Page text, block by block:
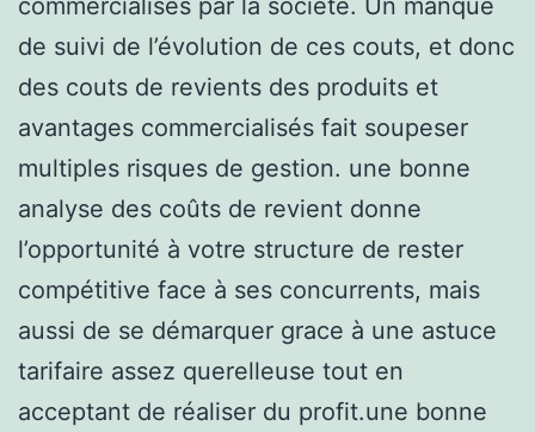
de suivi de l’évolution de ces couts, et donc
des couts de revients des produits et
avantages commercialisés fait soupeser
multiples risques de gestion. une bonne
analyse des coûts de revient donne
l’opportunité à votre structure de rester
compétitive face à ses concurrents, mais
aussi de se démarquer grace à une astuce
tarifaire assez querelleuse tout en
acceptant de réaliser du profit.une bonne